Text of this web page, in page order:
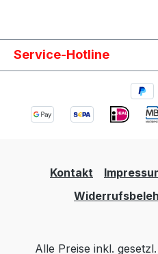
Service-Hotline
Kontakt
Alle Preise inkl.